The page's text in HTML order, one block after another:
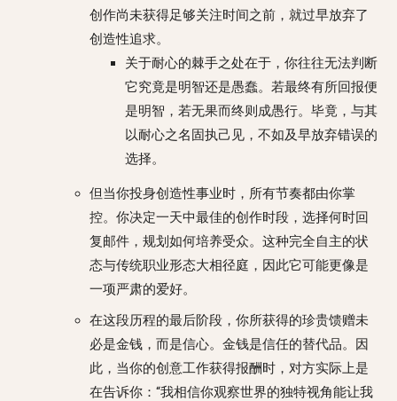
创作尚未获得足够关注时间之前，就过早放弃了
创造性追求。
关于耐心的棘手之处在于，你往往无法判断
它究竟是明智还是愚蠢。若最终有所回报便
是明智，若无果而终则成愚行。毕竟，与其
以耐心之名固执己见，不如及早放弃错误的
选择。
但当你投身创造性事业时，所有节奏都由你掌
控。你决定一天中最佳的创作时段，选择何时回
复邮件，规划如何培养受众。这种完全自主的状
态与传统职业形态大相径庭，因此它可能更像是
一项严肃的爱好。
在这段历程的最后阶段，你所获得的珍贵馈赠未
必是金钱，而是信心。金钱是信任的替代品。因
此，当你的创意工作获得报酬时，对方实际上是
在告诉你：“我相信你观察世界的独特视角能让我